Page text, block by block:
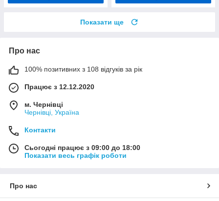
Показати ще
Про нас
100% позитивних з 108 відгуків за рік
Працює з 12.12.2020
м. Чернівці
Чернівці, Україна
Контакти
Сьогодні працює з 09:00 до 18:00
Показати весь графік роботи
Про нас